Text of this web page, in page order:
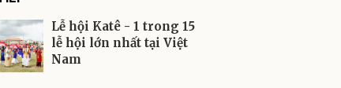
Lễ hội Katê - 1 trong 15
lễ hội lớn nhất tại Việt
Nam